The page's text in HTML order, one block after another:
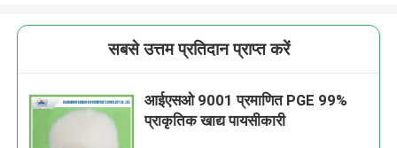
सबसे उत्तम प्रतिदान प्राप्त करें
आईएसओ 9001 प्रमाणित PGE 99%
प्राकृतिक खाद्य पायसीकारी